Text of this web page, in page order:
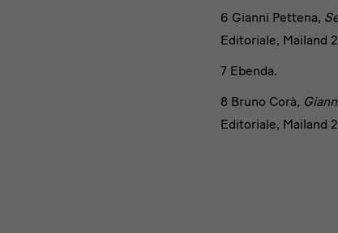
6 Gianni Pettena,
Editoriale, Mailand
7 Ebenda.
8 Bruno Corà,
Editoriale, Mailand